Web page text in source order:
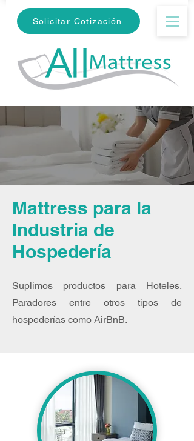
Solicitar Cotización
Mattress para la
Industria de
Hospedería
Suplimos productos para Hoteles,
Paradores entre otros tipos de
hospederías como AirBnB.